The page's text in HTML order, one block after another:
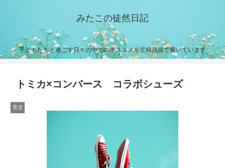
みたこの徒然日記
子どもたちと過ごす日々の中でのオススメを主婦目線で書いています
トミカ×コンバース コラボシューズ
育児